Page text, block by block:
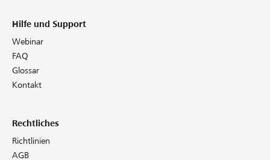
Hilfe und Support
Webinar
FAQ
Glossar
Kontakt
Rechtliches
Richtlinien
AGB